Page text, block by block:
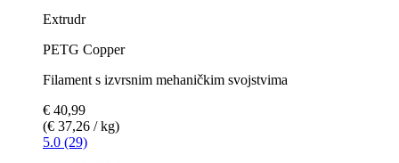
Extrudr
PETG Copper
Filament s izvrsnim mehaničkim svojstvima
€ 40,99
(€ 37,26 / kg)
5.0 (29)